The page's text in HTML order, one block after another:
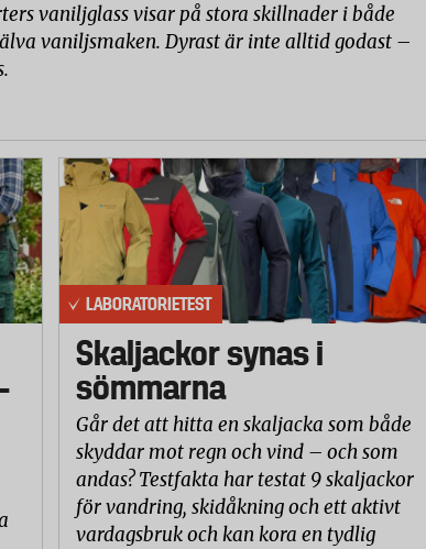
vaniljglass visar på stora skillnader i både
vaniljsmaken. Dyrast är inte alltid godast –
LABORATORIETEST
Skaljackor synas i
sömmarna
Går det att hitta en skaljacka som både
skyddar mot regn och vind – och som
andas? Testfakta har testat 9 skaljackor
för vandring, skidåkning och ett aktivt
vardagsbruk och kan kora en tydlig